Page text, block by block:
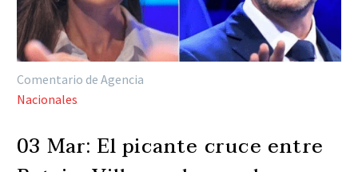
Comentario de Agencia
Nacionales
03 Mar: El picante cruce entre